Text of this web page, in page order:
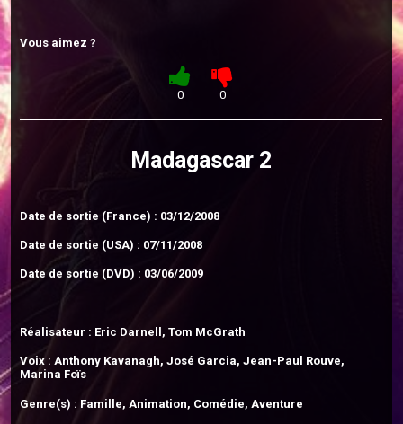
Vous aimez ?
0 0
Madagascar 2
Date de sortie (France) : 03/12/2008
Date de sortie (USA) : 07/11/2008
Date de sortie (DVD) : 03/06/2009
Réalisateur : Eric Darnell, Tom McGrath
Voix : Anthony Kavanagh, José Garcia, Jean-Paul Rouve,
Marina Foïs
Genre(s) : Famille, Animation, Comédie, Aventure